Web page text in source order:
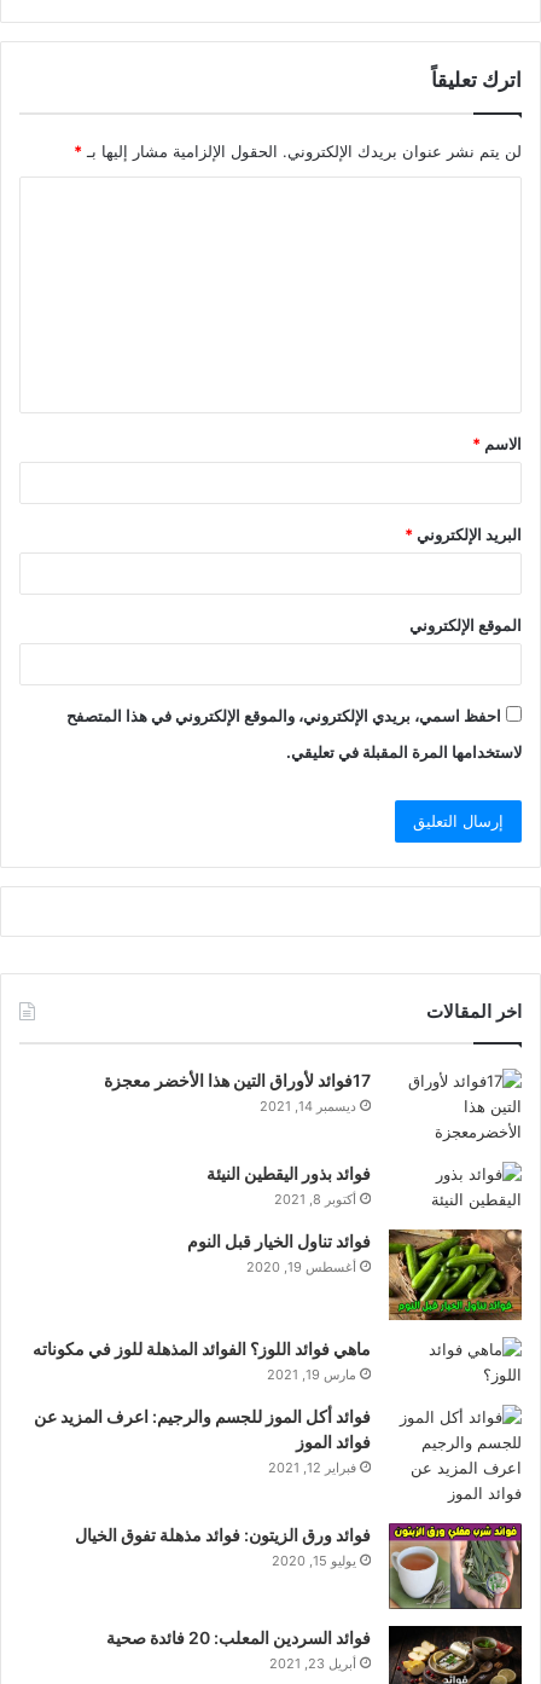
اترك تعليقاً
لن يتم نشر عنوان بريدك الإلكتروني. الحقول الإلزامية مشار إليها بـ*
ق
*
الاسم *
البريد الإلكتروني*
الموقع الإلكتروني
احفظ اسمي، بريدي الإلكتروني، والموقع الإلكتروني في هذا المتصفح
لاستخدامها المرة المقبلة في تعليقي.
اخر المقالات
17فوائد لأوراق التين هذا الأخضر معجزة
ديسمبر 14, 2021
فوائد بذور اليقطين النيئة
أكتوبر 8, 2021
فوائد تناول الخيار قبل النوم
أغسطس 19, 2020
ماهي فوائد اللوز؟ الفوائد المذهلة للوز في مكوناته
مارس 19, 2021
فوائد أكل الموز للجسم والرجيم: اعرف المزيد عن
فوائد الموز
فبراير 12, 2021
فوائد ورق الزيتون: فوائد مذهلة تفوق الخيال
يوليو 15, 2020
فوائد السردين المعلب: 20 فائدة صحية
أبريل 23, 2021